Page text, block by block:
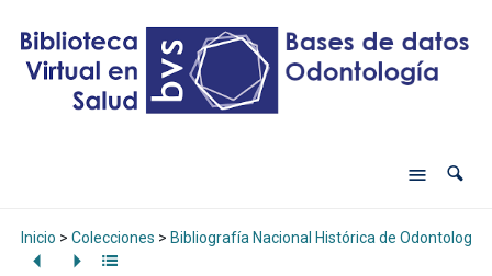
Inicio > Colecciones > Bibliografía Nacional Histórica de Odontología